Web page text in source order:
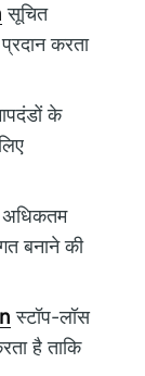
सूचित
करता
के
अधिकतम
बनाने की
स्टॉप-लॉस
है ताकि